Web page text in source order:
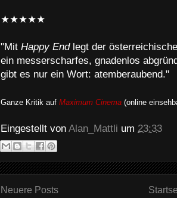
★★★★★
"Mit Happy Endlegt der
ein messerscharfes, gnadenlos
gibt es nur ein Wort: atemberaubend."
Ganze Kritik auf Maximum Cinema (online
Eingestellt von Alan_Mattli um 23:33
Neuere Posts